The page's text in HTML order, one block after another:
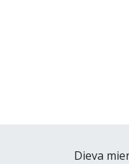
Dieva